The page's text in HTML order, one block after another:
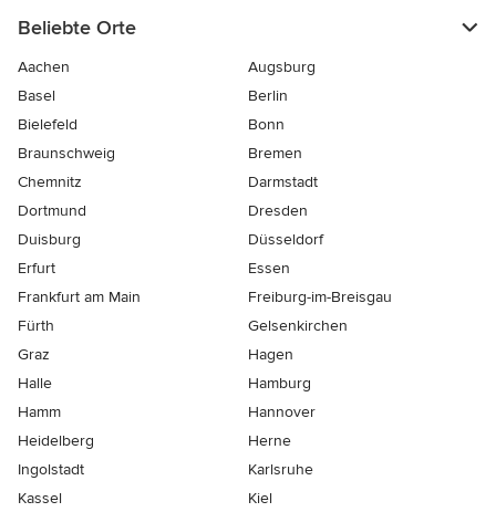
Beliebte Orte
Aachen
Augsburg
Basel
Berlin
Bielefeld
Bonn
Braunschweig
Bremen
Chemnitz
Darmstadt
Dortmund
Dresden
Duisburg
Düsseldorf
Erfurt
Essen
Frankfurt am Main
Freiburg-im-Breisgau
Fürth
Gelsenkirchen
Graz
Hagen
Halle
Hamburg
Hamm
Hannover
Heidelberg
Herne
Ingolstadt
Karlsruhe
Kassel
Kiel